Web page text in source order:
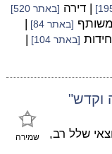
| דירה [באתר 520]
[באתר 84]
|
[באתר 104]
|
וקדש"
שמירה
שלל רב,